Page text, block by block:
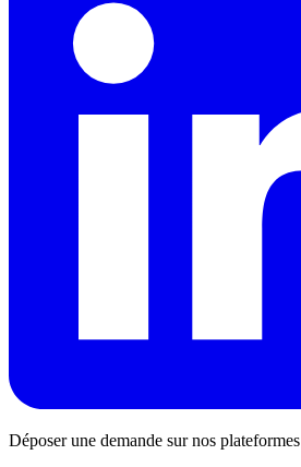
Déposer une demande sur nos plateformes